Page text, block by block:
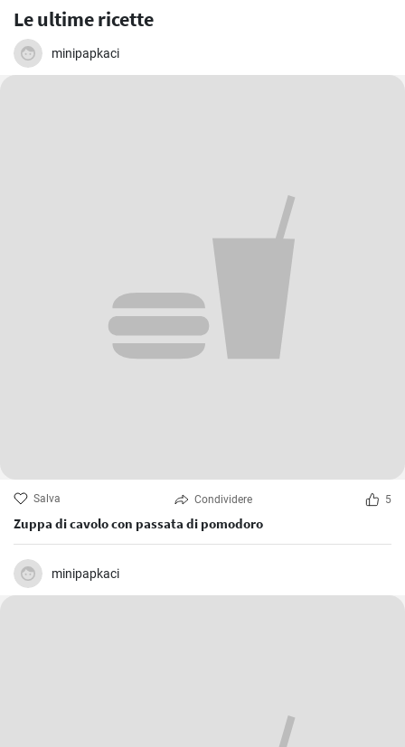
Le ultime ricette
minipapkaci
Salva Condividere 5
Zuppa di cavolo con passata di pomodoro
minipapkaci